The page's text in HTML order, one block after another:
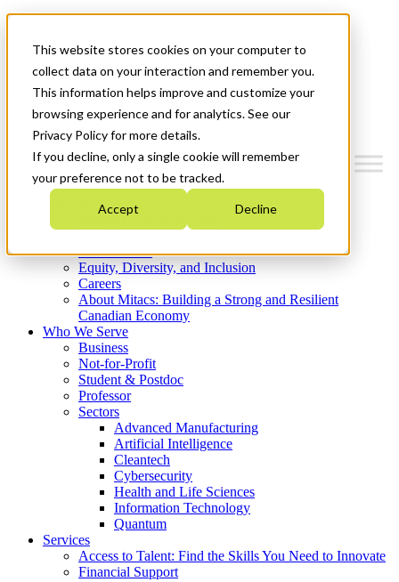
This website stores cookies on your computer to
collect data on your interaction and remember you.
This information helps improve and customize your
browsing experience and for analytics. See our
Privacy Policy for more details.
If you decline, only a single cookie will remember
your preference not to be tracked.
Accept Decline
News & Events
Get Started
Menu
Who We Are
Strategic Plan 2026-2030
What We Do
Equity, Diversity, and Inclusion
Careers
About Mitacs: Building a Strong and Resilient
Canadian Economy
Who We Serve
Business
Not-for-Profit
Student & Postdoc
Professor
Sectors
Advanced Manufacturing
Artificial Intelligence
Cleantech
Cybersecurity
Health and Life Sciences
Information Technology
Quantum
Services
Access to Talent: Find the Skills You Need to Innovate
Financial Support